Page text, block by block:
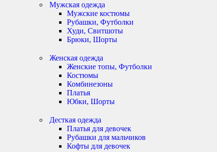
Мужская одежда
Мужские костюмы
Рубашки, Футболки
Худи, Свитшоты
Брюки, Шорты
Женская одежда
Женские топы, Футболки
Костюмы
Комбинезоны
Платья
Юбки, Шорты
Десткая одежда
Платья для девочек
Рубашки для мальчиков
Кофты для девочек